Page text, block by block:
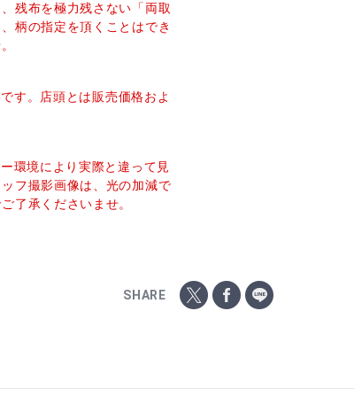
残布を極力残さない「両取
柄の指定を頂くことはでき
す。店頭とは販売価格およ
環境により実際と違って見
フ撮影画像は、光の加減で
了承くださいませ。
SHARE